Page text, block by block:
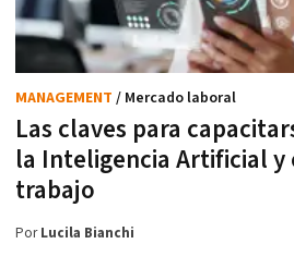
Las claves para
la Inteligencia Artificial
trabajo
MANAGEMENT / Mercado laboral
PorLucila Bianchi